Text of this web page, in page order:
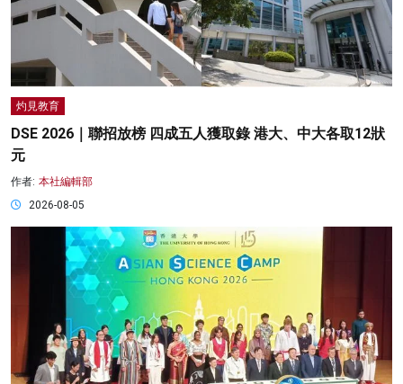
灼見教育
DSE 2026｜聯招放榜 四成五人獲取錄 港大、中大各取12狀
元
作者: 本社編輯部
2026-08-05